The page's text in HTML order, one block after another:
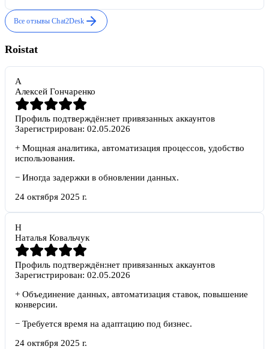
Все отзывыChat2Desk
Roistat
А
Алексей Гончаренко
Профиль подтверждён:нет привязанных аккаунтов
Зарегистрирован: 02.05.2026
+ Мощная аналитика, автоматизация процессов, удобство
использования.
− Иногда задержки в обновлении данных.
24 октября 2025 г.
Н
Наталья Ковальчук
Профиль подтверждён:нет привязанных аккаунтов
Зарегистрирован: 02.05.2026
+ Объединение данных, автоматизация ставок, повышение
конверсии.
− Требуется время на адаптацию под бизнес.
24 октября 2025 г.